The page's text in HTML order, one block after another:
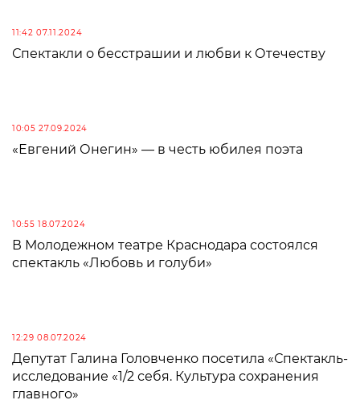
11:42 07.11.2024
Спектакли о бесстрашии и любви к Отечеству
10:05 27.09.2024
«Евгений Онегин» — в честь юбилея поэта
10:55 18.07.2024
В Молодежном театре Краснодара состоялся
спектакль «Любовь и голуби»
12:29 08.07.2024
Депутат Галина Головченко посетила «Спектакль-
исследование «1/2 себя. Культура сохранения
главного»